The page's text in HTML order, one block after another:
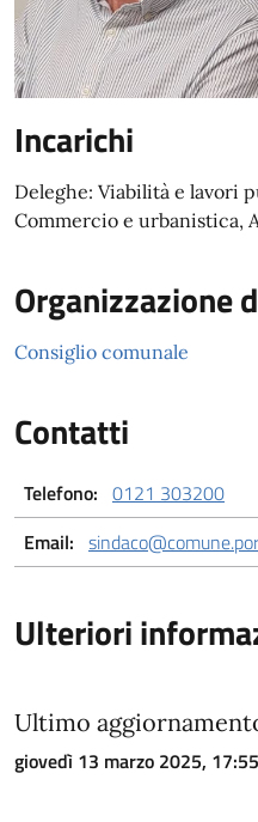
Incarichi
Deleghe: Viabilità e lavori
Commercio e urbanistica,
Organizzazione
Consiglio comunale
Contatti
Telefono: 0121 303200
Email:
Ulteriori
Ultimo
giovedì 13 marzo 2025, 17:55